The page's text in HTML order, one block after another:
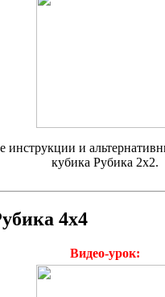
инструкции и
кубика Рубика 2х2.
4х4
Видео-урок: